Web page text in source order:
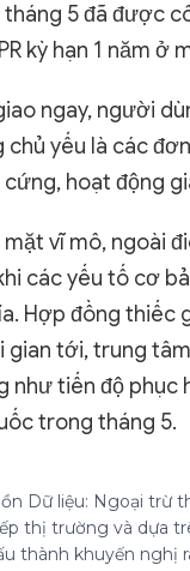
tháng 5 đã được
kỳ hạn 1 năm ở
ngay, người
yếu là các
cứng, hoạt động
mặt vĩ mô, ngoài
các yếu tố cơ
Hợp đồng thiếc
gian tới, trung
như tiến độ
trong tháng 5.
Dữ liệu: Ngoại trừ
thị trường và dựa
thành khuyến nghị